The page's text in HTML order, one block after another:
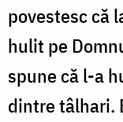
povestesc că
hulit pe
spune că l-a
dintre tâlhari.